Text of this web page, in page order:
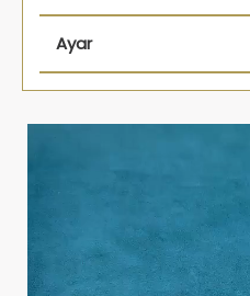
Ayar